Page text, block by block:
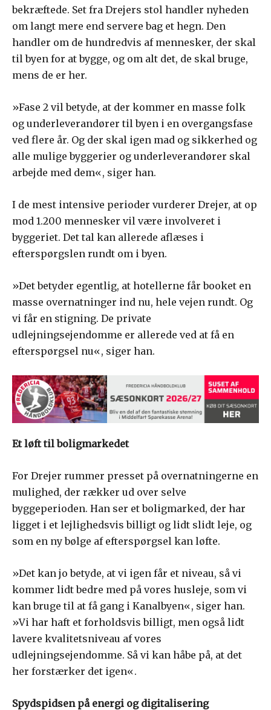
bekræftede. Set fra Drejers stol handler nyheden
om langt mere end servere bag et hegn. Den
handler om de hundredvis af mennesker, der skal
til byen for at bygge, og om alt det, de skal bruge,
mens de er her.
»Fase 2 vil betyde, at der kommer en masse folk
og underleverandører til byen i en overgangsfase
ved flere år. Og der skal igen mad og sikkerhed og
alle mulige byggerier og underleverandører skal
arbejde med dem«, siger han.
I de mest intensive perioder vurderer Drejer, at op
mod 1.200 mennesker vil være involveret i
byggeriet. Det tal kan allerede aflæses i
efterspørgslen rundt om i byen.
»Det betyder egentlig, at hotellerne får booket en
masse overnatninger ind nu, hele vejen rundt. Og
vi får en stigning. De private
udlejningsejendomme er allerede ved at få en
efterspørgsel nu«, siger han.
Et løft til boligmarkedet
For Drejer rummer presset på overnatningerne en
mulighed, der rækker ud over selve
byggeperioden. Han ser et boligmarked, der har
ligget i et lejlighedsvis billigt og lidt slidt leje, og
som en ny bølge af efterspørgsel kan løfte.
»Det kan jo betyde, at vi igen får et niveau, så vi
kommer lidt bedre med på vores husleje, som vi
kan bruge til at få gang i Kanalbyen«, siger han.
»Vi har haft et forholdsvis billigt, men også lidt
lavere kvalitetsniveau af vores
udlejningsejendomme. Så vi kan håbe på, at det
her forstærker det igen«.
Spydspidsen på energi og digitalisering